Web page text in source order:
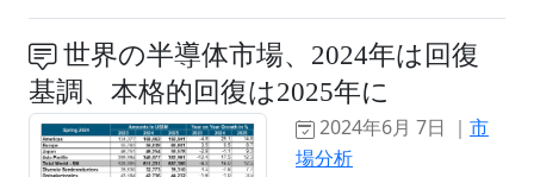
世界の半導体市場、2024年は回復
基調、本格的回復は2025年に
2024年6月 7日 ｜ 市
場分析